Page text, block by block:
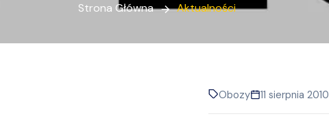
Strona Główna Aktualności
Obozy 11 sierpnia 2010